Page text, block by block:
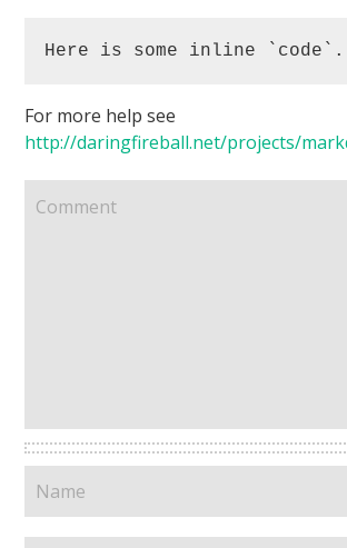
Here is some inline `code`.
For more help see
http://daringfireball.net/projects/